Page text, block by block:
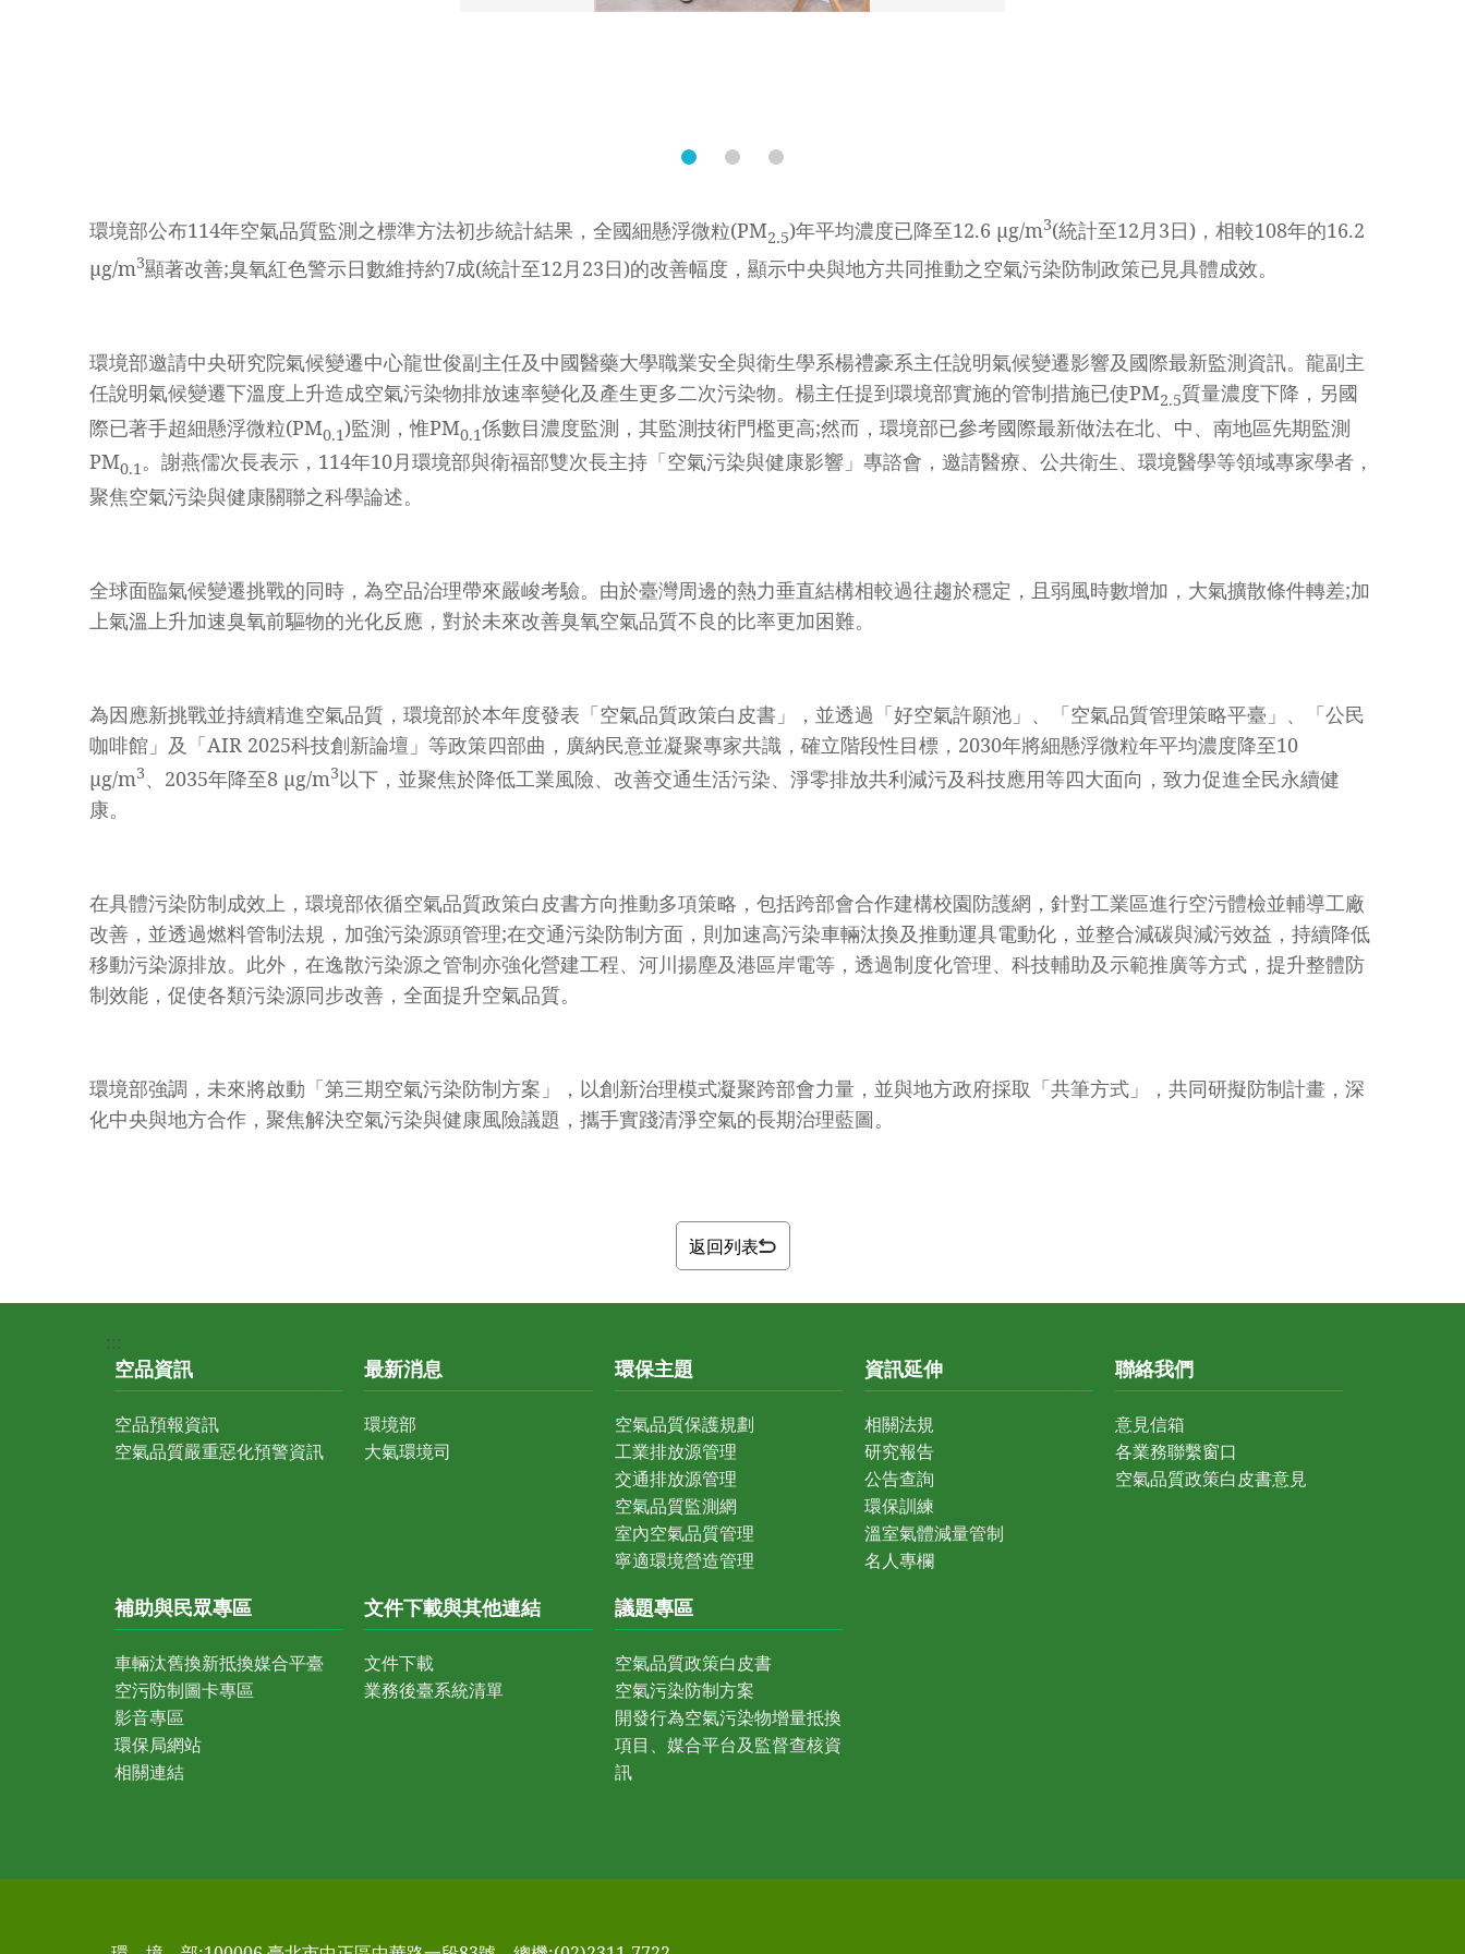
紹
細
微
粒
監
測
設
備.jpg
環境部公布114年空氣品質監測之標準方法初步統計結果，全國細懸浮微粒(PM2.5)年平均濃度已降至12.6 μg/m3(統計至12月3日)，相較108年的16.2
μg/m3顯著改善;臭氧紅色警示日數維持約7成(統計至12月23日)的改善幅度，顯示中央與地方共同推動之空氣污染防制政策已見具體成效。
環境部邀請中央研究院氣候變遷中心龍世俊副主任及中國醫藥大學職業安全與衛生學系楊禮豪系主任說明氣候變遷影響及國際最新監測資訊。龍副主
任說明氣候變遷下溫度上升造成空氣污染物排放速率變化及產生更多二次污染物。楊主任提到環境部實施的管制措施已使PM2.5質量濃度下降，另國
際已著手超細懸浮微粒(PM0.1)監測，惟PM0.1係數目濃度監測，其監測技術門檻更高;然而，環境部已參考國際最新做法在北、中、南地區先期監測
PM0.1。謝燕儒次長表示，114年10月環境部與衛福部雙次長主持「空氣污染與健康影響」專諮會，邀請醫療、公共衛生、環境醫學等領域專家學者，
聚焦空氣污染與健康關聯之科學論述。
全球面臨氣候變遷挑戰的同時，為空品治理帶來嚴峻考驗。由於臺灣周邊的熱力垂直結構相較過往趨於穩定，且弱風時數增加，大氣擴散條件轉差;加
上氣溫上升加速臭氧前驅物的光化反應，對於未來改善臭氧空氣品質不良的比率更加困難。
為因應新挑戰並持續精進空氣品質，環境部於本年度發表「空氣品質政策白皮書」，並透過「好空氣許願池」、「空氣品質管理策略平臺」、「公民
咖啡館」及「AIR 2025科技創新論壇」等政策四部曲，廣納民意並凝聚專家共識，確立階段性目標，2030年將細懸浮微粒年平均濃度降至10
μg/m3、2035年降至8 μg/m3以下，並聚焦於降低工業風險、改善交通生活污染、淨零排放共利減污及科技應用等四大面向，致力促進全民永續健
康。
在具體污染防制成效上，環境部依循空氣品質政策白皮書方向推動多項策略，包括跨部會合作建構校園防護網，針對工業區進行空污體檢並輔導工廠
改善，並透過燃料管制法規，加強污染源頭管理;在交通污染防制方面，則加速高污染車輛汰換及推動運具電動化，並整合減碳與減污效益，持續降低
移動污染源排放。此外，在逸散污染源之管制亦強化營建工程、河川揚塵及港區岸電等，透過制度化管理、科技輔助及示範推廣等方式，提升整體防
制效能，促使各類污染源同步改善，全面提升空氣品質。
環境部強調，未來將啟動「第三期空氣污染防制方案」，以創新治理模式凝聚跨部會力量，並與地方政府採取「共筆方式」，共同研擬防制計畫，深
化中央與地方合作，聚焦解決空氣污染與健康風險議題，攜手實踐清淨空氣的長期治理藍圖。
返回列表
:::
空品資訊
空品預報資訊
空氣品質嚴重惡化預警資訊
最新消息
環境部
大氣環境司
環保主題
空氣品質保護規劃
工業排放源管理
交通排放源管理
空氣品質監測網
室內空氣品質管理
寧適環境營造管理
資訊延伸
相關法規
研究報告
公告查詢
環保訓練
溫室氣體減量管制
名人專欄
聯絡我們
意見信箱
各業務聯繫窗口
空氣品質政策白皮書意見
補助與民眾專區
車輛汰舊換新抵換媒合平臺
空污防制圖卡專區
影音專區
環保局網站
相關連結
文件下載與其他連結
文件下載
業務後臺系統清單
議題專區
空氣品質政策白皮書
空氣污染防制方案
開發行為空氣污染物增量抵換
項目、媒合平台及監督查核資
訊